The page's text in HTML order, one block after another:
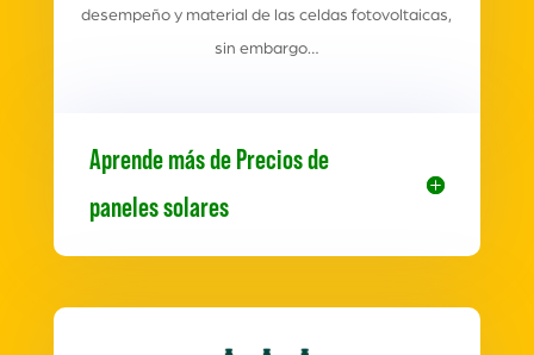
desempeño y material de las celdas fotovoltaicas,
sin embargo…
Aprende más de Precios de
paneles solares